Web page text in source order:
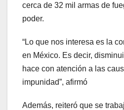
cerca de 32 mil armas de
poder.
“Lo que nos interesa es la
en México. Es decir,
hace con atención a las
impunidad”, afirmó
Además, reiteró que se